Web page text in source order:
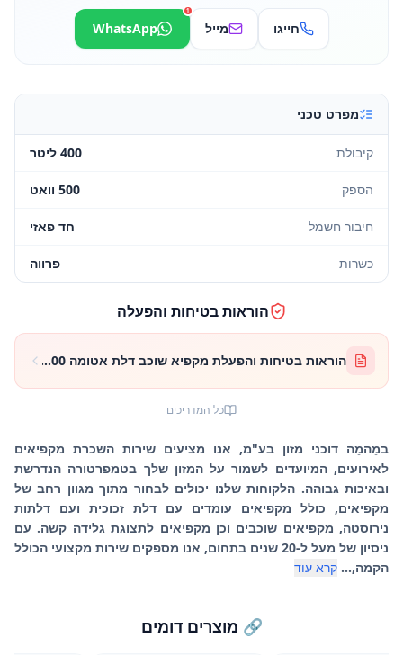
חייגו מייל WhatsApp
1
מפרט טכני
קיבולת 400 ליטר
הספק 500 וואט
חיבור חשמל חד פאזי
כשרות פרווה
הוראות בטיחות והפעלה
הוראות בטיחות והפעלת מקפיא שוכב דלת אטומה 500 ליטר
כל המדריכים
במֵהמֵה דוכני מזון בע"מ, אנו מציעים שירות השכרת מקפיאים
לאירועים, המיועדים לשמור על המזון שלך בטמפרטורה הנדרשת
ובאיכות גבוהה. הלקוחות שלנו יכולים לבחור מתוך מגוון רחב של
מקפיאים, כולל מקפיאים עומדים עם דלת זכוכית ועם דלתות
נירוסטה, מקפיאים שוכבים וכן מקפיאים לתצוגת גלידה קשה. עם
ניסיון של מעל ל-20 שנים בתחום, אנו מספקים שירות מקצועי הכולל
הקמה,... קרא עוד
🔗 מוצרים דומים